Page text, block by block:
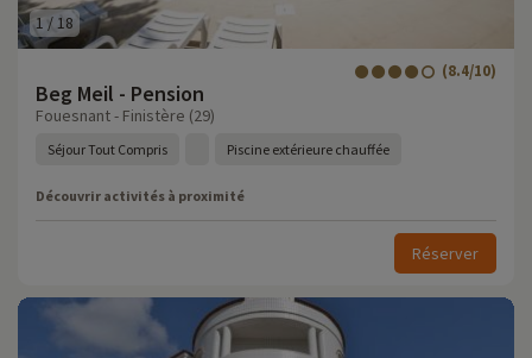
1 /18
Beg Meil - Pension
(8.4/10)
Fouesnant - Finistère (29)
Séjour Tout Compris Piscine extérieure chauffée
Découvrir activités à proximité
Réserver